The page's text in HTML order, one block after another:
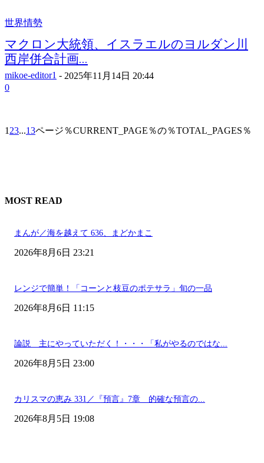
世界情勢
マクロン大統領、イスラエルのヨルダン川
西岸併合計画...
mikoe-editor1 - 2025年11月14日 20:44
0
1 23...13ページ％CURRENT_PAGE％の％TOTAL_PAGES％
MOST READ
まんが／海を越えて 636、まどかまこ
2026年8月6日 23:21
レンジで簡単！「コーンと枝豆のポテサラ」旬の一品
2026年8月6日 11:15
論説 主にやっていただく！・・・「私がやるのではな...
2026年8月5日 23:00
カリスマの恵み 331／『預言』7章 的確な預言の...
2026年8月5日 19:08